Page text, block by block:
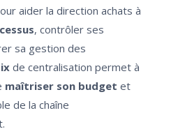
aider la direction achats à
, contrôler ses
sa gestion des
de centralisation permet à
maîtriser son budget et
de la chaîne